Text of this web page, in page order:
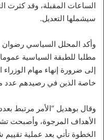
الساعات المقبلة، وقد كثرت
سيشملها التعديل.
وأكد المحلل السياسي رضوان
مطلبا للطبقة السياسية
إلى ضرورة إنهاء مهام
خاصة الذين في رصيدهم عدد
وقال بوهديل “الأمر مرتبط
الأهداف المرجوة، وأصبحت
الخطوة تأتي بعد عملية تقييم